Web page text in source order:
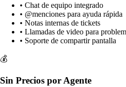
• Chat de equipo integrado
• @menciones para ayuda rápida
• Notas internas de tickets
• Llamadas de video para
• Soporte de compartir pantalla
💰
Sin Precios por Agente